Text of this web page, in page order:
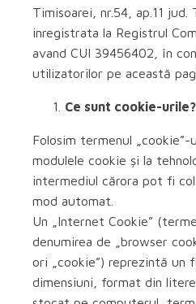
Timisoarei, nr.54, ap.11 jud.
inregistrata la Registrul
avand CUI 39456402, în
utilizatorilor pe această
Ce sunt cookie-urile?
Folosim termenul
modulele cookie și la
intermediul cărora pot fi
mod automat.
Un „Internet Cookie”
denumirea de „browser
ori „cookie”) reprezintă un
dimensiuni, format din